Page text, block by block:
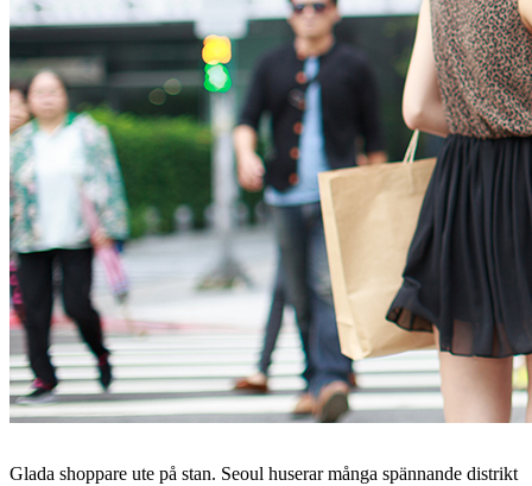
Glada shoppare ute på stan. Seoul huserar många spännande distrikt